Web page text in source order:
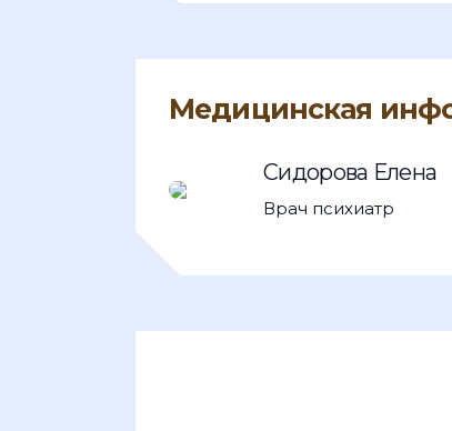
Медицинская
Сидорова Елена
Врач психиатр